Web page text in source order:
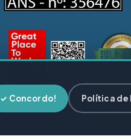
✓ Concordo! Política de